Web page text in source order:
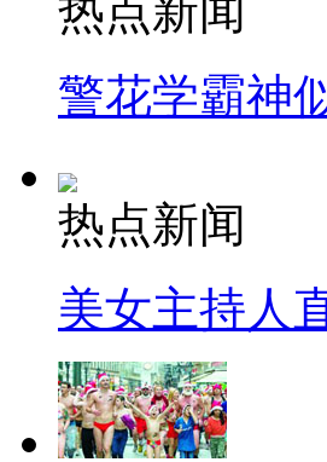
热点新闻
警花学霸神
热点新闻
美女主持人